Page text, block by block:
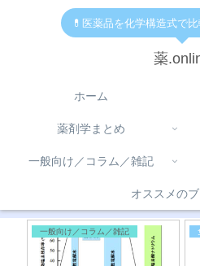
💊医薬品を化学構造式で
薬
ホーム
薬剤学まとめ
一般向け／コラム／雑記
オススメの
一般向け／コラム／雑記